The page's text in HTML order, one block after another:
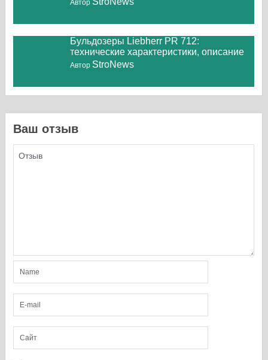
Автор
Бульдозеры Liebherr PR 712:
технические характеристики, описание
Автор StroNews
Ваш отзыв